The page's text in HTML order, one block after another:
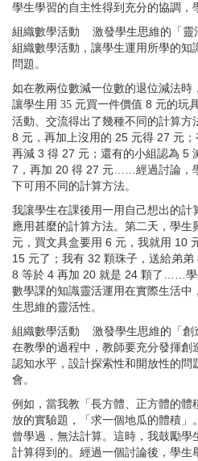
學生學習的自主性得到充分的協調，
組織數學活動 激發學生思維的「靈
組織數學活動，讓學生運用所學的知
問題。
如在教兩位數減一位數的退位減法時
讓學生用 35 元買一件價值 8 元的玩
活動、交流得出了幾種不同的計算方
8 元，再加上沒用的 25 元得 27 元
再減 3 得 27 元；還有的小組認為 5
7 ，再加 20 得 27 元……經過討論，
下可用不同的計算方法。
我讓學生在課後用一用自己想出的計
應用甚麼的計算方法。第二天，學生
元，買文具盒要用 6 元，我就用 10
15 元了；我有 32 顆珠子，送給弟弟
8 等於 4 再加 20 就是 24 顆了……學
數學課的知識靈活運用在實際生活中
生思維的靈活性。
組織數學活動 激發學生思維的「創
在教學的過程中，教師要充分發揮創
認知水平，設計探索性和開放性的問
會。
例如，當我教「長方體、正方體的體
放的實驗題，「求一個地瓜的體積
曾學過，無法計算。這時，我鼓勵
計算得到的。經過一個討論後，學生